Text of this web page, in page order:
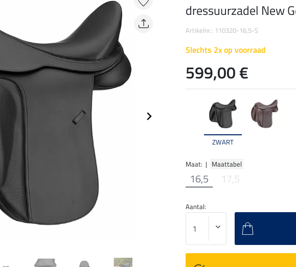
ZWART
Maat: | Maattabel
16,5 17,5
dressuurzadel New
Artikelnr.: 110320-16,5-S
Slechts 2x op voorraad
599,00 €
Aantal: